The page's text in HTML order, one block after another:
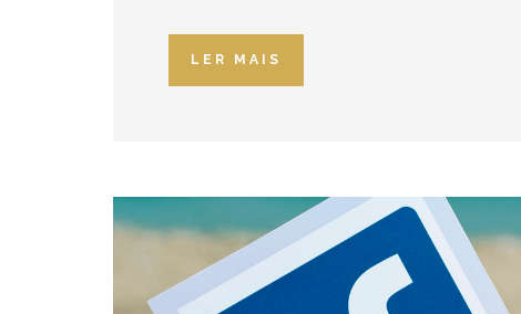
LER MAIS